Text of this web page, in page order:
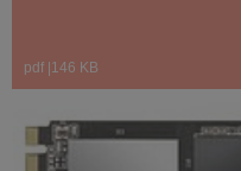
pdf |146 KB